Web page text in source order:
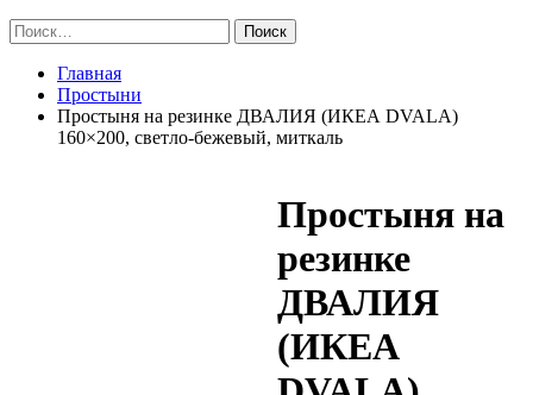
Найти:
Главная
Простыни
Простыня на резинке ДВАЛИЯ (ИКЕА DVALA)
160×200, светло-бежевый, миткаль
Простыня на
резинке
ДВАЛИЯ
(ИКЕА